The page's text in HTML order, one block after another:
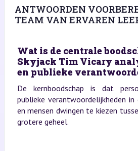
ANTWOORDEN
TEAM VAN ERVAREN
Wat is de centrale
Skyjack Tim Vicary
en publieke
De kernboodschap is dat
publieke verantwoordelijkheden
en mensen dwingen te kiezen
grotere geheel.